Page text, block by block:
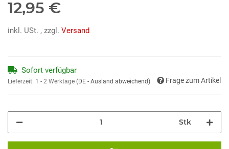
12,95 €
inkl. USt. , zzgl. Versand
Sofort verfügbar
Lieferzeit: 1 - 2 Werktage (DE - Ausland abweichend) Frage zum Artikel
Stk